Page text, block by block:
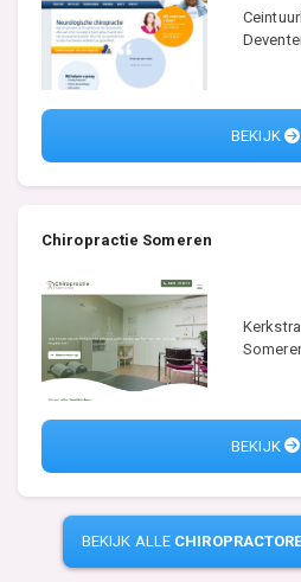
BEKIJK
Chiropractie Someren
BEKIJK
BEKIJK ALLE